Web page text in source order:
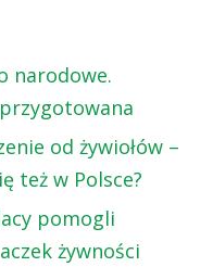
narodowe.
od żywiołów –
też w Polsce?
pomogli
żywności